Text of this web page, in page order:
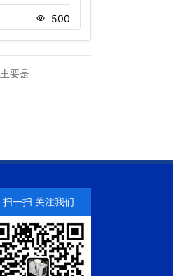
500
主要是
扫一扫 关注我们